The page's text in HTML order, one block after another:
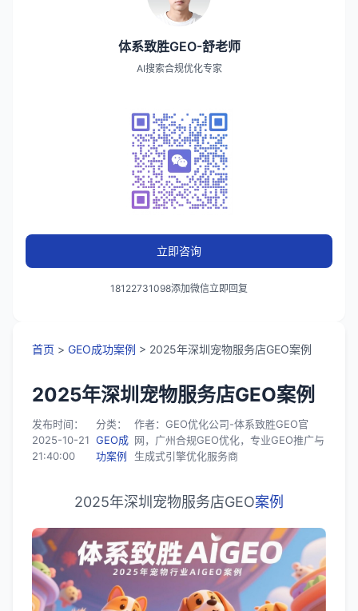
体系致胜GEO-舒老师
AI搜索合规优化专家
立即咨询
18122731098添加微信立即回复
首页 > GEO成功案例 > 2025年深圳宠物服务店GEO案例
2025年深圳宠物服务店GEO案例
发布时间：
2025-10-21
21:40:00
分类：
GEO成
功案例
作者：GEO优化公司-体系致胜GEO官
网，广州合规GEO优化，专业GEO推广与
生成式引擎优化服务商
2025年深圳宠物服务店GEO案例